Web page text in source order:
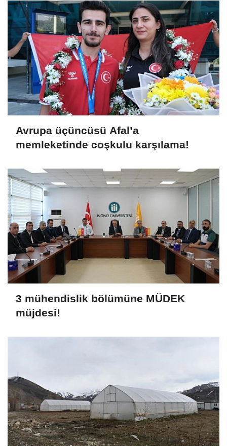
Avrupa üçüncüsü Afal’a
memleketinde coşkulu karşılama!
3 mühendislik bölümüne MÜDEK
müjdesi!